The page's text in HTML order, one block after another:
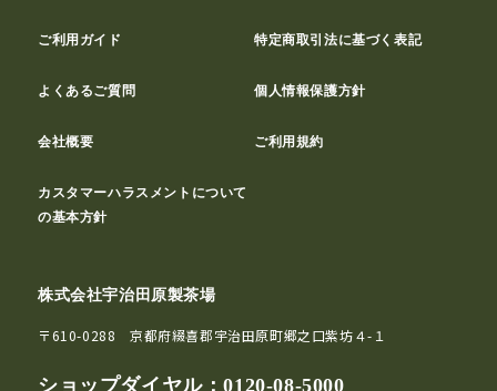
ご利用ガイド 特定商取引法に基づく表記
よくあるご質問 個人情報保護方針
会社概要 ご利用規約
カスタマーハラスメントについて
の基本方針
株式会社宇治田原製茶場
〒610-0288 京都府綴喜郡宇治田原町郷之口紫坊４-１
ショップダイヤル：0120-08-5000